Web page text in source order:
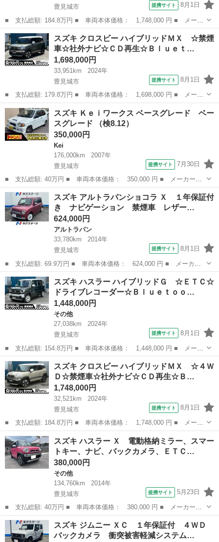
豊見城市
提携サイト 8月1日
■ 支払総額: 184.8万円 ■ 車両本体価格： 1,748,000 円 ■ メーカ
ー名： スズキ ■ 車種名： クロスビー ■ グレード名： ハイブ
リッドＭＸ ☆４ＷＤ☆禁煙車☆社外ナビ☆ＣＤ再生☆Ｂｌｕｅｔｏ
ｏｔｈ接...
沖縄 豊見城市 スズキ
スズキ クロスビー ハイブリッドＭＸ ☆禁煙
車☆社外ナビ☆ＣＤ再生☆Ｂｌｕｅｔ…
1,698,000円
33,951km
2024年
豊見城市
提携サイト 8月1日
■ 支払総額: 179.8万円 ■ 車両本体価格： 1,698,000 円 ■ メーカ
ー名： スズキ ■ 車種名： クロスビー ■ グレード名： ハイブ
リッドＭＸ ☆禁煙車☆社外ナビ☆ＣＤ再生☆Ｂｌｕｅｔｏｏｔｈ接
続☆ＥＴ...
沖縄 豊見城市 スズキ
スズキ Ｋｅｉワークス ベースグレード ベー
スグレード （検8.12）
350,000円
Kei
176,000km
2007年
豊見城市
提携サイト 7月30日
■ 支払総額: 40万円 ■ 車両本体価格： 350,000 円 ■ メーカー
名： スズキ ■ 車種名： Ｋｅｉワークス ■ グレード名： ベー
スグレード ベースグレード ■ 排気量： 660cc ■ ドア枚数：
5D ■...
沖縄 豊見城市
スズキ アルトラパンショコラ Ｘ １年保証付
き ナビゲーション 禁煙車 レザー…
624,000円
アルトラパン
33,780km
2014年
豊見城市
提携サイト 8月1日
■ 支払総額: 69.9万円 ■ 車両本体価格： 624,000 円 ■ メーカー
名： スズキ ■ 車種名： アルトラパンショコラ ■ グレード
名： Ｘ １年保証付き ナビゲーション 禁煙車 レザー調シー
ト スマートキー ...
沖縄 豊見城市 アルトラパン
スズキ ハスラー ハイブリッドＧ ☆ＥＴＣ☆
ドライブレコーダー☆Ｂｌｕｅｔｏｏ…
1,448,000円
その他
27,038km
2024年
豊見城市
提携サイト 8月1日
■ 支払総額: 154.8万円 ■ 車両本体価格： 1,448,000 円 ■ メーカ
ー名： スズキ ■ 車種名： ハスラー ■ グレード名： ハイブリ
ッドＧ ☆ＥＴＣ☆ドライブレコーダー☆Ｂｌｕｅｔｏｏｔｈ☆禁煙
車☆シー...
沖縄 豊見城市 その他
スズキ クロスビー ハイブリッドＭＸ ☆４Ｗ
Ｄ☆禁煙車☆社外ナビ☆ＣＤ再生☆Ｂ…
1,748,000円
32,521km
2024年
豊見城市
提携サイト 8月1日
■ 支払総額: 184.8万円 ■ 車両本体価格： 1,748,000 円 ■ メーカ
ー名： スズキ ■ 車種名： クロスビー ■ グレード名： ハイブ
リッドＭＸ ☆４ＷＤ☆禁煙車☆社外ナビ☆ＣＤ再生☆Ｂｌｕｅｔｏ
ｏｔｈ接...
沖縄 豊見城市 スズキ
スズキ ハスラー Ｘ 電動格納ミラー、スマー
トキー、ナビ、バックカメラ、ＥＴＣ…
380,000円
その他
134,760km
2014年
豊見城市
提携サイト 5月23日
■ 支払総額: 40万円 ■ 車両本体価格： 380,000 円 ■ メーカー
名： スズキ ■ 車種名： ハスラー ■ グレード名： Ｘ 電動格
納ミラー、スマートキー、ナビ、バックカメラ、ＥＴＣ、ワンセグ、
ＣＤ，オイル交換...
沖縄 豊見城市 その他
スズキ ジムニー ＸＣ １年保証付 ４ＷＤ
バックカメラ 衝突被害軽減システム…